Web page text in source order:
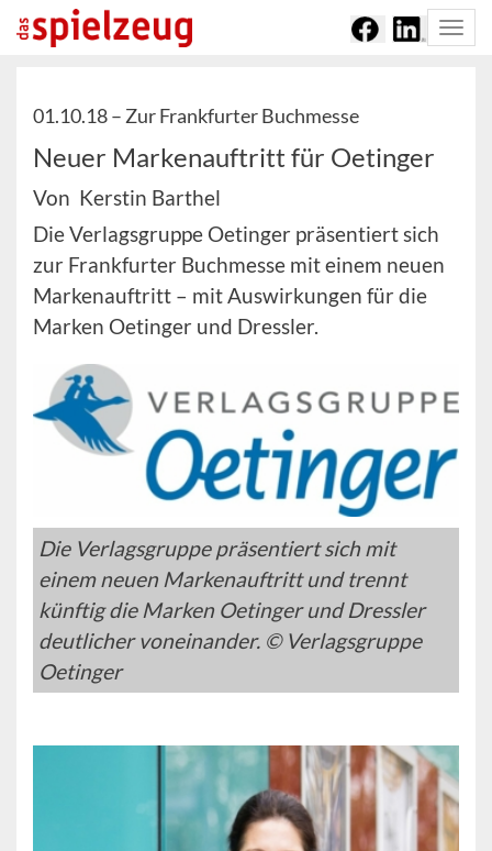
01.10.18 – Zur Frankfurter Buchmesse
Neuer Markenauftritt für Oetinger
Von Kerstin Barthel
Die Verlagsgruppe Oetinger präsentiert sich
zur Frankfurter Buchmesse mit einem neuen
Markenauftritt – mit Auswirkungen für die
Marken Oetinger und Dressler.
Die Verlagsgruppe präsentiert sich mit
einem neuen Markenauftritt und trennt
künftig die Marken Oetinger und Dressler
deutlicher voneinander. © Verlagsgruppe
Oetinger